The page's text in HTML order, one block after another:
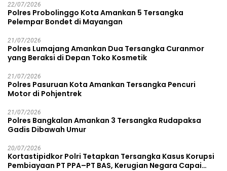
22/07/2026
Polres Probolinggo Kota Amankan 5 Tersangka
Pelempar Bondet di Mayangan
21/07/2026
Polres Lumajang Amankan Dua Tersangka Curanmor
yang Beraksi di Depan Toko Kosmetik
21/07/2026
Polres Pasuruan Kota Amankan Tersangka Pencuri
Motor di Pohjentrek
21/07/2026
Polres Bangkalan Amankan 3 Tersangka Rudapaksa
Gadis Dibawah Umur
20/07/2026
Kortastipidkor Polri Tetapkan Tersangka Kasus Korupsi
Pembiayaan PT PPA–PT BAS, Kerugian Negara Capai